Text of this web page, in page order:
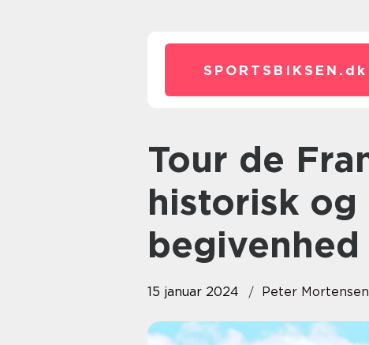
SPORTSBIKSEN. dk
Tour de France Femmes: En
historisk og
15 januar 2024 Peter Mortensen